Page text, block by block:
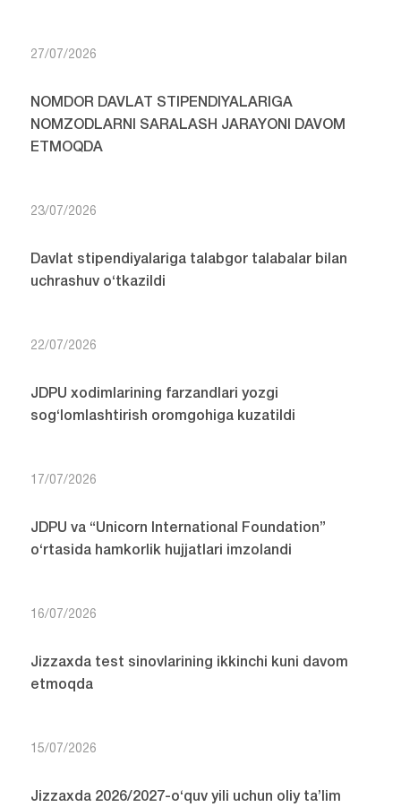
27/07/2026
NOMDOR DAVLAT STIPENDIYALARIGA
NOMZODLARNI SARALASH JARAYONI DAVOM
ETMOQDA
23/07/2026
Davlat stipendiyalariga talabgor talabalar bilan
uchrashuv o‘tkazildi
22/07/2026
JDPU xodimlarining farzandlari yozgi
sog‘lomlashtirish oromgohiga kuzatildi
17/07/2026
JDPU va “Unicorn International Foundation”
o‘rtasida hamkorlik hujjatlari imzolandi
16/07/2026
Jizzaxda test sinovlarining ikkinchi kuni davom
etmoqda
15/07/2026
Jizzaxda 2026/2027-o‘quv yili uchun oliy ta’lim